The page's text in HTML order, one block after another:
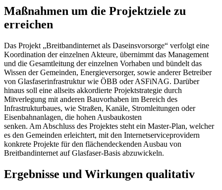
Maßnahmen um die Projektziele zu
erreichen
Das Projekt „Breitbandinternet als Daseinsvorsorge“ verfolgt eine
Koordination der einzelnen Akteure, übernimmt das Management
und die Gesamtleitung der einzelnen Vorhaben und bündelt das
Wissen der Gemeinden, Energieversorger, sowie anderer Betreiber
von Glasfaserinfrastruktur wie ÖBB oder ASFiNAG. Darüber
hinaus soll eine allseits akkordierte Projektstrategie durch
Mitverlegung mit anderen Bauvorhaben im Bereich des
Infrastrukturbaues, wie Straßen, Kanäle, Stromleitungen oder
Eisenbahnanlagen, die hohen Ausbaukosten
senken. Am Abschluss des Projektes steht ein Master-Plan, welcher
es den Gemeinden erleichtert, mit den Internetserviceprovidern
konkrete Projekte für den flächendeckenden Ausbau von
Breitbandinternet auf Glasfaser-Basis abzuwickeln.
Ergebnisse und Wirkungen qualitativ